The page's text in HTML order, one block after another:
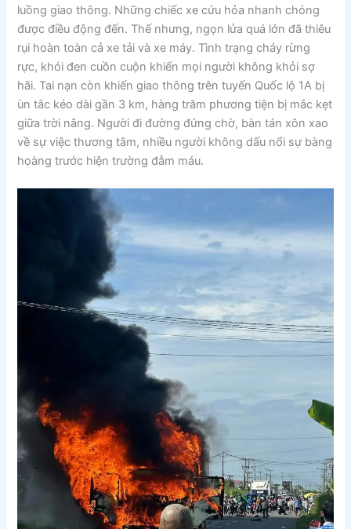
luồng giao thông. Những chiếc xe cứu hỏa nhanh chóng
được điều động đến. Thế nhưng, ngọn lửa quá lớn đã thiêu
rụi hoàn toàn cả xe tải và xe máy. Tình trạng cháy rừng
rực, khói đen cuồn cuộn khiến mọi người không khỏi sợ
hãi. Tai nạn còn khiến giao thông trên tuyến Quốc lộ 1A bị
ùn tắc kéo dài gần 3 km, hàng trăm phương tiện bị mắc kẹt
giữa trời nắng. Người đi đường đứng chờ, bàn tán xôn xao
về sự việc thương tâm, nhiều người không dấu nổi sự bàng
hoàng trước hiện trường đẫm máu.